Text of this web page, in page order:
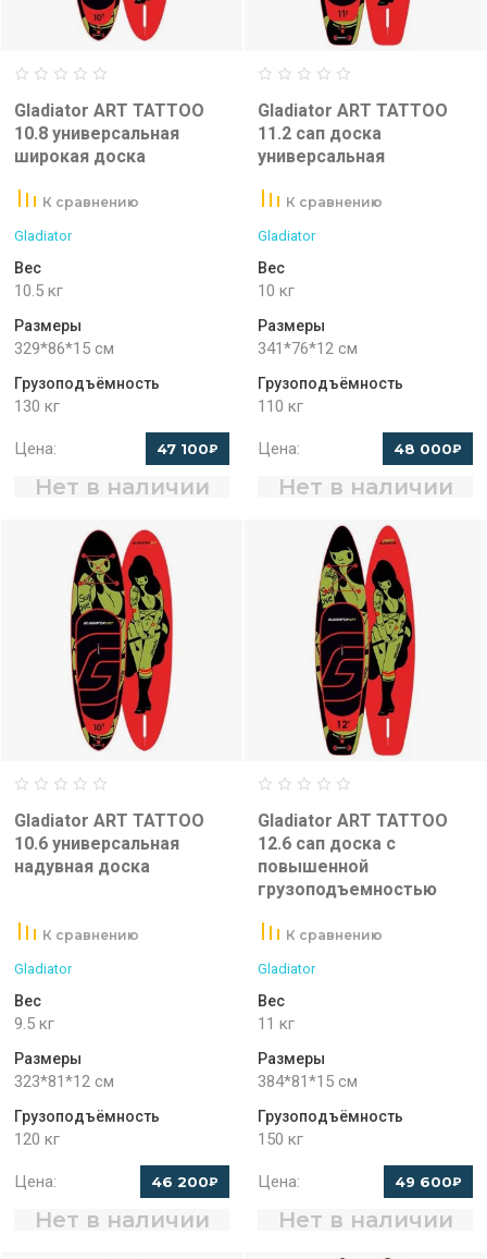
Gladiator ART TATTOO
10.8 универсальная
широкая доска
К сравнению
Gladiator
Вес
10.5 кг
Размеры
329*86*15 см
Грузоподъёмность
130 кг
Цена: 47 100₽
Нет в наличии
Gladiator ART TATTOO
11.2 сап доска
универсальная
К сравнению
Gladiator
Вес
10 кг
Размеры
341*76*12 см
Грузоподъёмность
110 кг
Цена: 48 000₽
Нет в наличии
Gladiator ART TATTOO
10.6 универсальная
надувная доска
К сравнению
Gladiator
Вес
9.5 кг
Размеры
323*81*12 см
Грузоподъёмность
120 кг
Цена: 46 200₽
Нет в наличии
Gladiator ART TATTOO
12.6 сап доска с
повышенной
грузоподъемностью
К сравнению
Gladiator
Вес
11 кг
Размеры
384*81*15 см
Грузоподъёмность
150 кг
Цена: 49 600₽
Нет в наличии